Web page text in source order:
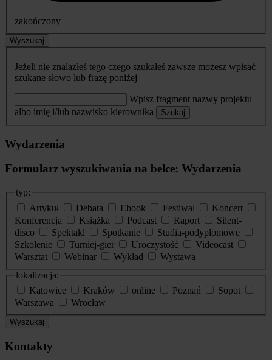
zakończony
Wyszukaj
Jeżeli nie znalazłeś tego czego szukałeś zawsze możesz wpisać
szukane słowo lub frazę poniżej
Wpisz fragment nazwy projektu
albo imię i/lub nazwisko kierownika
Szukaj
Wydarzenia
Formularz wyszukiwania na belce: Wydarzenia
typ:
Artykuł
Debata Ebook Festiwal
Koncert
Konferencja
Książka Podcast Raport
Silent-
disco
Spektakl Spotkanie
Studia-podyplomowe
Szkolenie
Turniej-gier Uroczystość
Videocast
Warsztat
Webinar Wykład
Wystawa
lokalizacja:
Katowice
Kraków online Poznań
Sopot
Warszawa
Wrocław
Wyszukaj
Kontakty